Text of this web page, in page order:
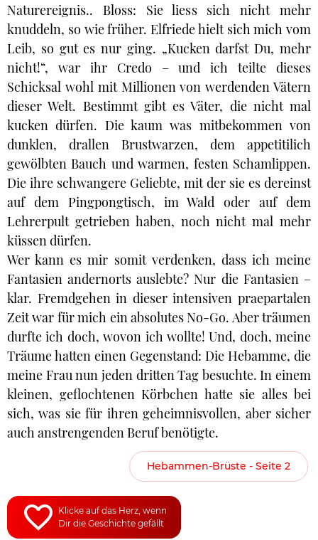
Naturereignis.. Bloss: Sie liess sich nicht mehr
knuddeln, so wie früher. Elfriede hielt sich mich vom
Leib, so gut es nur ging. „Kucken darfst Du, mehr
nicht!“, war ihr Credo – und ich teilte dieses
Schicksal wohl mit Millionen von werdenden Vätern
dieser Welt. Bestimmt gibt es Väter, die nicht mal
kucken dürfen. Die kaum was mitbekommen von
dunklen, drallen Brustwarzen, dem appetitilich
gewölbten Bauch und warmen, festen Schamlippen.
Die ihre schwangere Geliebte, mit der sie es dereinst
auf dem Pingpongtisch, im Wald oder auf dem
Lehrerpult getrieben haben, noch nicht mal mehr
küssen dürfen.
Wer kann es mir somit verdenken, dass ich meine
Fantasien andernorts auslebte? Nur die Fantasien –
klar. Fremdgehen in dieser intensiven praepartalen
Zeit war für mich ein absolutes No-Go. Aber träumen
durfte ich doch, wovon ich wollte! Und, doch, meine
Träume hatten einen Gegenstand: Die Hebamme, die
meine Frau nun jeden dritten Tag besuchte. In einem
kleinen, geflochtenen Körbchen hatte sie alles bei
sich, was sie für ihren geheimnisvollen, aber sicher
auch anstrengenden Beruf benötigte.
Hebammen-Brüste - Seite 2
Klicke auf das Herz, wenn
Dir die Geschichte gefällt